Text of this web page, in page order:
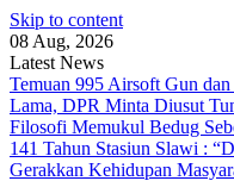
Skip to content
08 Aug, 2026
Latest News
Temuan 995 Airsoft Gun
Lama, DPR Minta Diusut
Filosofi Memukul Bedug
141 Tahun Stasiun Slawi :
Gerakkan Kehidupan